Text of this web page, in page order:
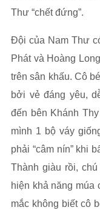
Thư “chết đứng”.
Đội của Nam Thư
Phát và Hoàng
trên sân khấu. Cô
bởi vẻ đáng yêu,
đến bên Khánh
mình 1 bộ váy
phải “câm nín” khi
Thành giàu rồi,
hiện khả năng múa
mắc không biết cô